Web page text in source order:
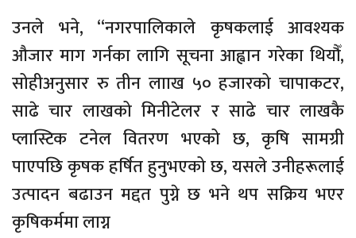
उनले भने, “नगरपालिकाले कृषकलाई आवश्यक
औजार माग गर्नका लागि सूचना आह्वान गरेका थियौँ,
सोहीअनुसार रु तीन लााख ५० हजारको चापाकटर,
साढे चार लाखको मिनीटेलर र साढे चार लाखकै
प्लास्टिक टनेल वितरण भएको छ, कृषि सामग्री
पाएपछि कृषक हर्षित हुनुभएको छ, यसले उनीहरूलाई
उत्पादन बढाउन मद्दत पुग्ने छ भने थप सक्रिय भएर
कृषिकर्ममा लाग्न